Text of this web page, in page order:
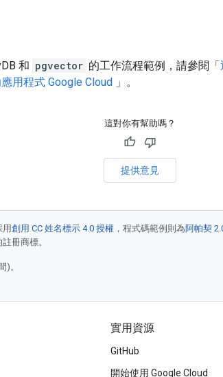
和 pgvector 的工作流程範例，請參閱「
用程式 Google Cloud 」。
這對你有幫助嗎？
提供意見
創用 CC 姓名標示 4.0 授權 ，程式碼範例則為阿帕契
冊商標。
)。
實用資源
GitHub
開始使用 Google Cloud